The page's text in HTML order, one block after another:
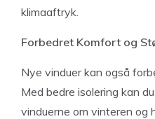
klimaaftryk.
Forbedret Komfort og
Nye vinduer kan også
Med bedre isolering kan
vinduerne om vinteren og